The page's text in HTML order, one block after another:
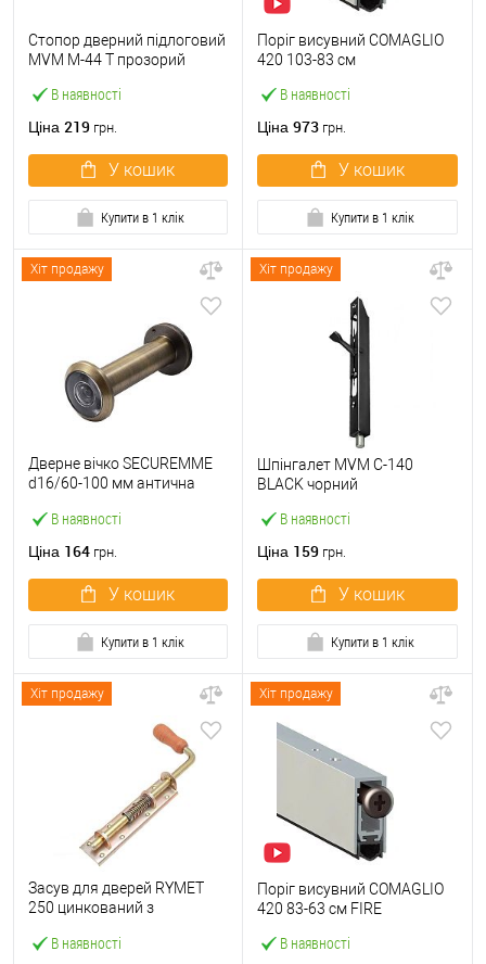
В наявності
Стопор дверний підлоговий
MVM M-44 T прозорий
Ціна 219 грн.
У кошик
Купити в 1 клік
В наявності
Поріг висувний COMAGLIO
420 103-83 см
Ціна 973 грн.
У кошик
Купити в 1 клік
Хіт продажу
В наявності
Дверне вічко SECUREMME
d16/60-100 мм антична
Ціна 164 грн.
У кошик
Купити в 1 клік
Хіт продажу
В наявності
Шпінгалет MVM C-140
BLACK чорний
Ціна 159 грн.
У кошик
Купити в 1 клік
Хіт продажу
В наявності
Засув для дверей RYMET
250 цинкований з
ручкою
Хіт продажу
В наявності
Поріг висувний COMAGLIO
420 83-63 см FIRE